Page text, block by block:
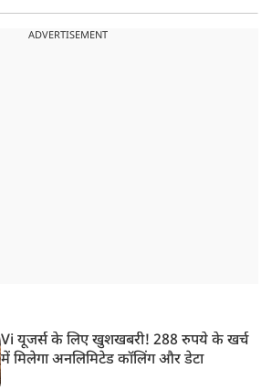
ADVERTISEMENT
Vi यूजर्स के लिए खुशखबरी! 288 रुपये के खर्च
में मिलेगा अनलिमिटेड कॉलिंग और डेटा